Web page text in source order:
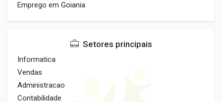
Emprego em Goiania
Setores principais
Informatica
Vendas
Administracao
Contabilidade